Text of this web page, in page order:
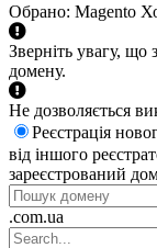
Обрано: Magento
Зверніть увагу,
домену.
Не дозволяється
Реєстрація
від іншого
зареєстрований
.com.ua